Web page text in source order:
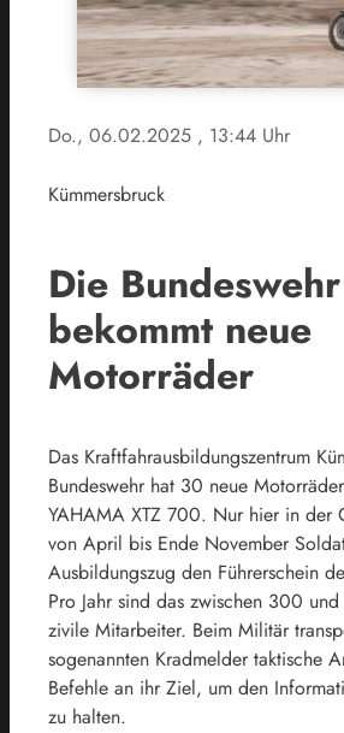
Do., 06.02.2025 , 13:44 Uhr
Kümmersbruck
Die Bundeswehr
bekommt neue
Motorräder
Das Kraftfahrausbildungszentrum
Bundeswehr hat 30 neue
YAHAMA XTZ 700. Nur hier in der
von April bis Ende November
Ausbildungszug den Führerschein
Pro Jahr sind das zwischen 300
zivile Mitarbeiter. Beim Militär
sogenannten Kradmelder taktische
Befehle an ihr Ziel, um den
zu halten.